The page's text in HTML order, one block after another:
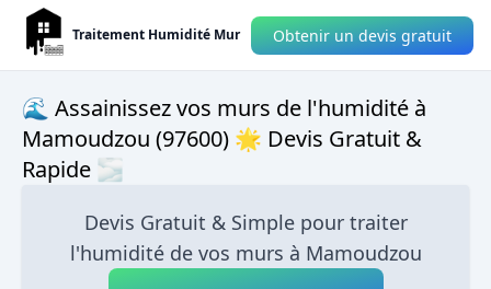
Traitement Humidité Mur Obtenir un devis gratuit
🌊 Assainissez vos murs de l'humidité à
Mamoudzou (97600) 🌟 Devis Gratuit &
Rapide 🌫
Devis Gratuit & Simple pour traiter
l'humidité de vos murs à Mamoudzou